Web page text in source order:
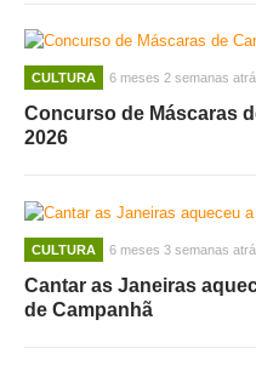
CULTURA 6 meses 2 semanas
Concurso de Máscaras
2026
CULTURA 6 meses 3 semanas
Cantar as Janeiras
de Campanhã